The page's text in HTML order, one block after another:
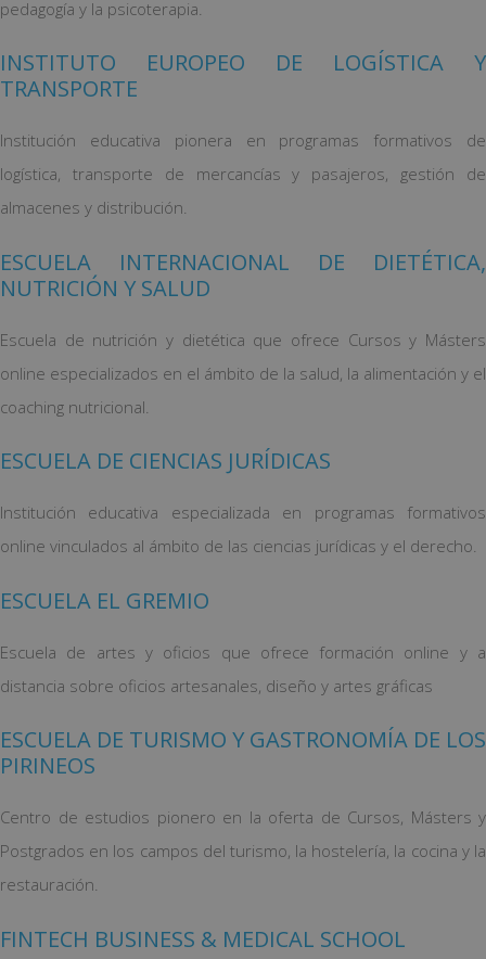
pedagogía y la psicoterapia.
INSTITUTO EUROPEO DE LOGÍSTICA Y
TRANSPORTE
Institución educativa pionera en programas formativos de
logística, transporte de mercancías y pasajeros, gestión de
almacenes y distribución.
ESCUELA INTERNACIONAL DE DIETÉTICA,
NUTRICIÓN Y SALUD
Escuela de nutrición y dietética que ofrece Cursos y Másters
online especializados en el ámbito de la salud, la alimentación y el
coaching nutricional.
ESCUELA DE CIENCIAS JURÍDICAS
Institución educativa especializada en programas formativos
online vinculados al ámbito de las ciencias jurídicas y el derecho.
ESCUELA EL GREMIO
Escuela de artes y oficios que ofrece formación online y a
distancia sobre oficios artesanales, diseño y artes gráficas
ESCUELA DE TURISMO Y GASTRONOMÍA DE LOS
PIRINEOS
Centro de estudios pionero en la oferta de Cursos, Másters y
Postgrados en los campos del turismo, la hostelería, la cocina y la
restauración.
FINTECH BUSINESS & MEDICAL SCHOOL